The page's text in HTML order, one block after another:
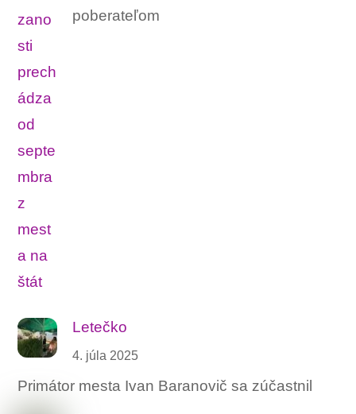
poberateľom
Letečko
4. júla 2025
Primátor mesta Ivan Baranovič sa zúčastnil